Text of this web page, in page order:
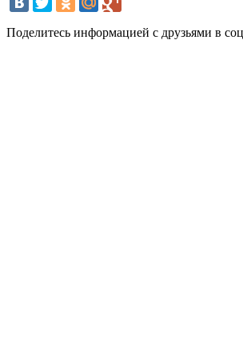
Поделитесь информацией с друзьями в